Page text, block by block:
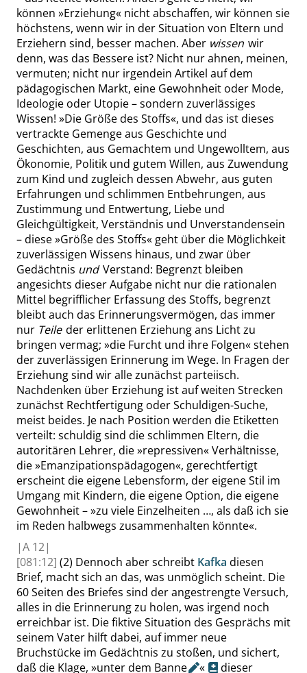
können »Erziehung« nicht abschaffen, wir können sie
höchstens, wenn wir in der Situation von Eltern und
Erziehern sind, besser machen. Aber wissen wir
denn, was das Bessere ist? Nicht nur ahnen, meinen,
vermuten; nicht nur irgendein Artikel auf dem
pädagogischen Markt, eine Gewohnheit oder Mode,
Ideologie oder Utopie – sondern zuverlässiges
Wissen! »Die Größe des Stoffs«, und das ist dieses
vertrackte Gemenge aus Geschichte und
Geschichten, aus Gemachtem und Ungewolltem, aus
Ökonomie, Politik und gutem Willen, aus Zuwendung
zum Kind und zugleich dessen Abwehr, aus guten
Erfahrungen und schlimmen Entbehrungen, aus
Zustimmung und Entwertung, Liebe und
Gleichgültigkeit, Verständnis und Unverstandensein
– diese»Größe des Stoffs« geht über die Möglichkeit
zuverlässigen Wissens hinaus, und zwar über
Gedächtnis undVerstand: Begrenzt bleiben
angesichts dieser Aufgabe nicht nur die rationalen
Mittel begrifflicher Erfassung des Stoffs, begrenzt
bleibt auch das Erinnerungsvermögen, das immer
nur Teile der erlittenen Erziehung ans Licht zu
bringen vermag; »die Furcht und ihre Folgen«stehen
der zuverlässigen Erinnerung im Wege. In Fragen der
Erziehung sind wir alle zunächst parteiisch.
Nachdenken über Erziehung ist auf weiten Strecken
zunächst Rechtfertigung oder Schuldigen-Suche,
meist beides. Je nach Position werden die Etiketten
verteilt: schuldig sind die schlimmen Eltern, die
autoritären Lehrer, die»repressiven«Verhältnisse,
die»Emanzipationspädagogen«, gerechtfertigt
erscheint die eigene Lebensform, der eigene Stil im
Umgang mit Kindern, die eigene Option, die eigene
Gewohnheit –»zu viele Einzelheiten …, als daß ich sie
im Reden halbwegs zusammenhalten könnte«.
|A 12|
[081:12] (2) Dennoch aber schreibt Kafka diesen
Brief, macht sich an das, was unmöglich scheint. Die
60 Seiten des Briefes sind der angestrengte Versuch,
alles in die Erinnerung zu holen, was irgend noch
erreichbar ist. Die fiktive Situation des Gesprächs mit
seinem Vater hilft dabei, auf immer neue
Bruchstücke im Gedächtnis zu stoßen, und sichert,
daß die Klage, »unter dem Banne «
dieser